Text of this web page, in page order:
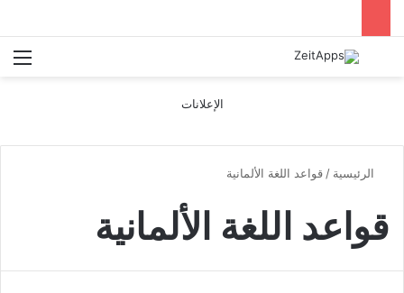
بحث عن
الإعلانات
الرئيسية / قواعد اللغة الألمانية
قواعد اللغة الألمانية